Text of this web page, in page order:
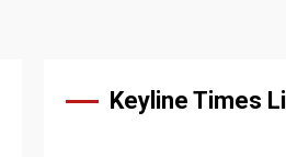
Keyline Times